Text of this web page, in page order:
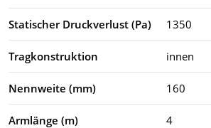
Statischer Druckverlust (Pa) 1350
Tragkonstruktion innen
Nennweite (mm) 160
Armlänge (m) 4